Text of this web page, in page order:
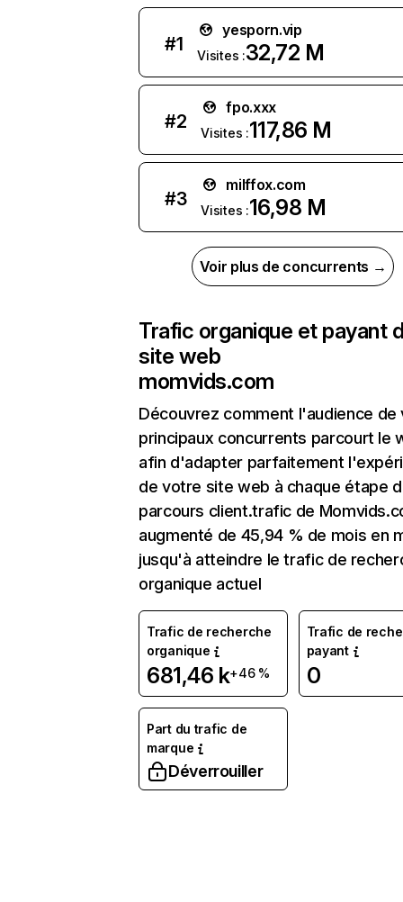
#1
yesporn.vip
Visites :32,72 M
#2
fpo.xxx
Visites :117,86 M
#3
milffox.com
Visites :16,98 M
Voir plus de concurrents →
Trafic organique et payant
site web
momvids.com
Découvrez comment l'audience de
principaux concurrents parcourt le
afin d'adapter parfaitement
de votre site web à chaque étape
parcours client.trafic de
augmenté de 45,94 % de mois en
jusqu'à atteindre le trafic de
organique actuel
Trafic de recherche
organique
681,46 k+46 %
Trafic de
payant
0
Part du trafic de
marque
Déverrouiller